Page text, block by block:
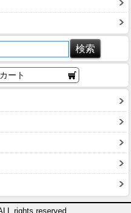
カート
rights reserved.